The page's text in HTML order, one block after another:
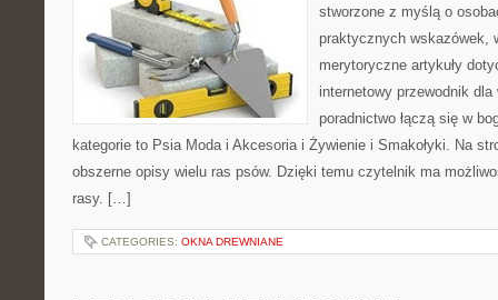
stworzone z myślą o
praktycznych wskazówek,
merytoryczne artykuły
internetowy przewodnik
poradnictwo łączą się w
kategorie to Psia Moda i Akcesoria i Żywienie i Smakołyki. Na
obszerne opisy wielu ras psów. Dzięki temu czytelnik ma
rasy. […]
CATEGORIES: OKNA DREWNIANE